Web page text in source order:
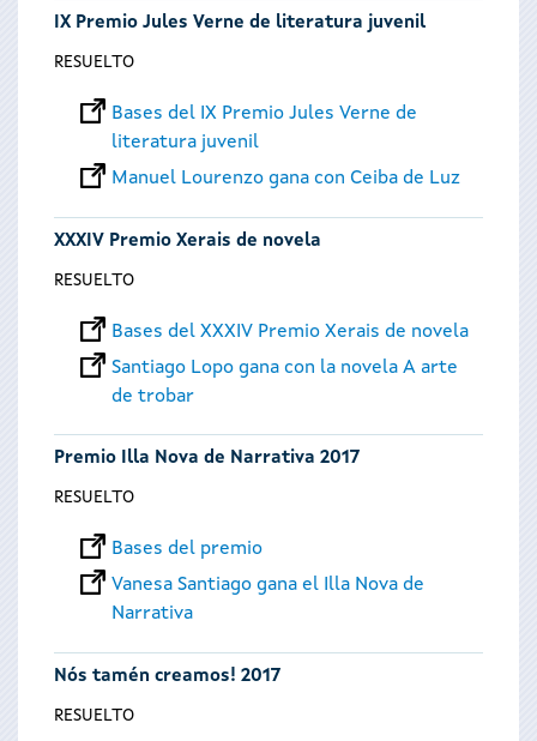
IX Premio Jules Verne de literatura juvenil
RESUELTO
Bases del IX Premio Jules Verne de
literatura juvenil
Manuel Lourenzo gana con Ceiba de Luz
XXXIV Premio Xerais de novela
RESUELTO
Bases del XXXIV Premio Xerais de novela
Santiago Lopo gana con la novela A arte
de trobar
Premio Illa Nova de Narrativa 2017
RESUELTO
Bases del premio
Vanesa Santiago gana el Illa Nova de
Narrativa
Nós tamén creamos! 2017
RESUELTO